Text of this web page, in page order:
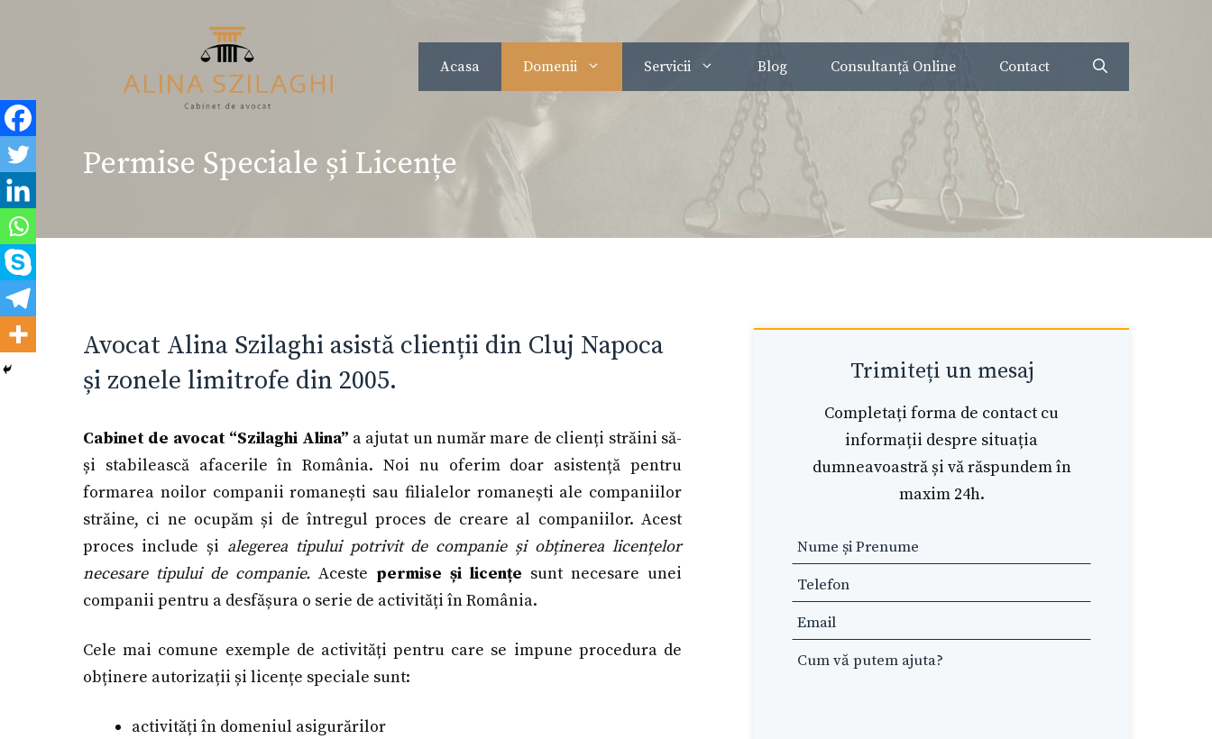
Acasa Domenii Servicii Blog Consultanță Online Contact
Permise Speciale și Licențe
Avocat Alina Szilaghi asistă clienții din Cluj Napoca
și zonele limitrofe din 2005.
Cabinet de avocat “Szilaghi Alina” a ajutat un număr mare de clienți străini să-
și stabilească afacerile în România. Noi nu oferim doar asistență pentru
formarea noilor companii romanești sau filialelor romanești ale companiilor
străine, ci ne ocupăm și de întregul proces de creare al companiilor. Acest
proces include și alegerea tipului potrivit de companie și obținerea licențelor
necesare tipului de companie. Aceste permise și licențe sunt necesare unei
companii pentru a desfășura o serie de activități în România.
Cele mai comune exemple de activități pentru care se impune procedura de
obținere autorizații și licențe speciale sunt:
activități în domeniul asigurărilor
Trimiteți un mesaj
Completați forma de contact cu
informații despre situația
dumneavoastră și vă răspundem în
maxim 24h.
Leave
this
field
blank